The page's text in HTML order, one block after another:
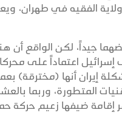
الفقيه في طهران،
جيداً، لكن الواقع أن
اعتماداً على
إيران أنها (مخترقة)
المتطورة، وربما
ضيفها زعيم حركة